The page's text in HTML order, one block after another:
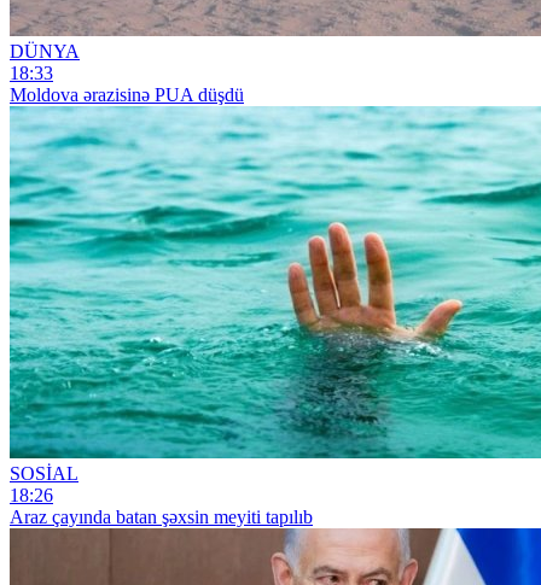
DÜNYA
18:33
Moldova ərazisinə PUA düşdü
SOSİAL
18:26
Araz çayında batan şəxsin meyiti tapılıb